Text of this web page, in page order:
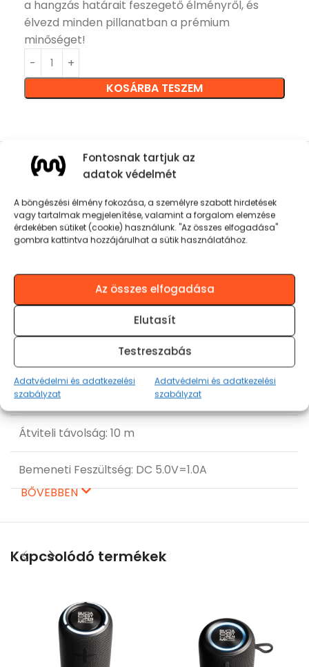
Fontosnak tartjuk az
adatok védelmét
A böngészési élmény fokozása, a személyre szabott hirdetések
vagy tartalmak megjelenítése, valamint a forgalom elemzése
érdekében sütiket (cookie) használunk. "Az összes elfogadása"
gombra kattintva hozzájárulhat a sütik használatához.
Az összes elfogadása
Elutasít
Testreszabás
Adatvédelmi és adatkezelési
szabályzat
Adatvédelmi és adatkezelési
szabályzat
a hangzás határait feszegető élményről, és
élvezd minden pillanatban a prémium
minőséget!
KOSÁRBA TESZEM
Bluetooth® technológia v5.3
20W Hangteljesítmény
Lejátszási idő: 10 óra
Akkumulátor kapacitás: 3.7V/3600 mAh
Vízállósági besorolás: IPX7
Átviteli távolság: 10 m
Bemeneti Feszültség: DC 5.0V=1.0A
TWS támogatás: sztereó hangzáshoz a két
hangfal párosítható
BŐVEBBEN
Kapcsolódó termékek